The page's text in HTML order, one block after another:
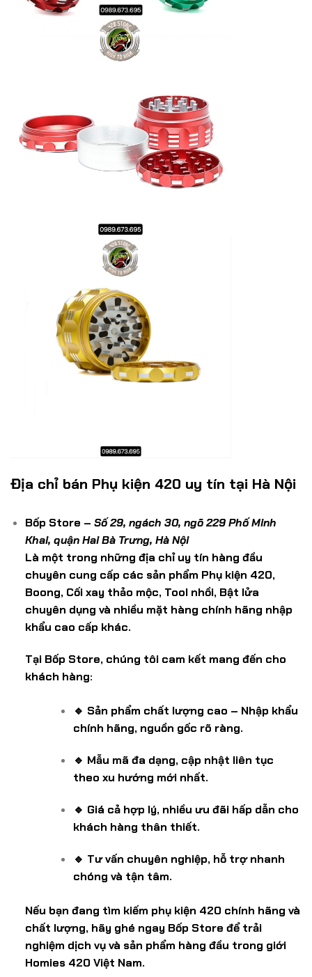
Địa chỉ bán Phụ kiện 420 uy tín tại Hà Nội
Bốp Store – Số 29, ngách 30, ngõ 229 Phố Minh
Khai, quận Hai Bà Trưng, Hà Nội
Là một trong những địa chỉ uy tín hàng đầu
chuyên cung cấp các sản phẩm Phụ kiện 420,
Boong, Cối xay thảo mộc, Tool nhồi, Bật lửa
chuyên dụng và nhiều mặt hàng chính hãng nhập
khẩu cao cấp khác.
Tại Bốp Store, chúng tôi cam kết mang đến cho
khách hàng:
🔹 Sản phẩm chất lượng cao – Nhập khẩu
chính hãng, nguồn gốc rõ ràng.
🔹 Mẫu mã đa dạng, cập nhật liên tục
theo xu hướng mới nhất.
🔹 Giá cả hợp lý, nhiều ưu đãi hấp dẫn cho
khách hàng thân thiết.
🔹 Tư vấn chuyên nghiệp, hỗ trợ nhanh
chóng và tận tâm.
Nếu bạn đang tìm kiếm phụ kiện 420 chính hãng và
chất lượng, hãy ghé ngay Bốp Store để trải
nghiệm dịch vụ và sản phẩm hàng đầu trong giới
Homies 420 Việt Nam.